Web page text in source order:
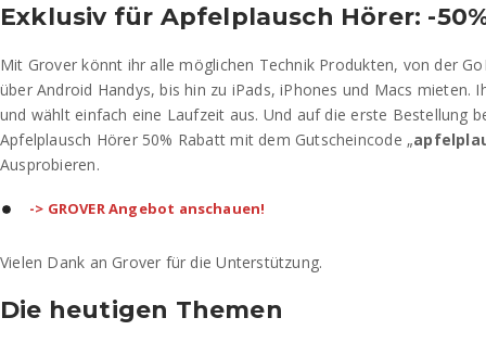
Exklusiv für Apfelplausch Hörer: -
Mit Grover könnt ihr alle möglichen Technik Produkten, von der
über Android Handys, bis hin zu iPads, iPhones und Macs mieten.
und wählt einfach eine Laufzeit aus. Und auf die erste Bestellung
Apfelplausch Hörer 50% Rabatt mit dem Gutscheincode „
Ausprobieren.
-> GROVER Angebot anschauen!
Vielen Dank an Grover für die Unterstützung.
Die heutigen Themen